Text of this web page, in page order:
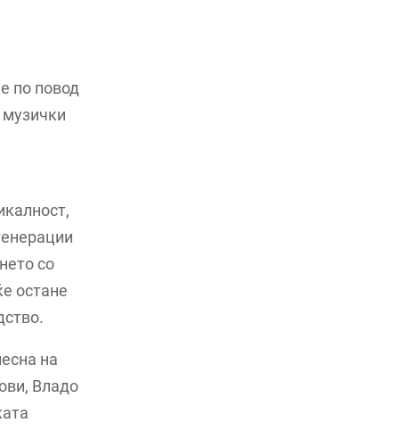
по повод
музички
со
остане
на
Владо